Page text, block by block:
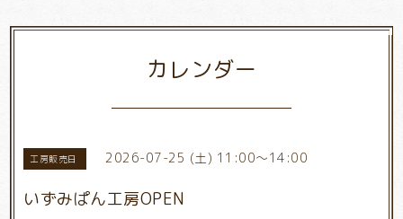
カレンダー
工房販売日 2026-07-25 (土) 11:00～14:00
いずみぱん工房OPEN